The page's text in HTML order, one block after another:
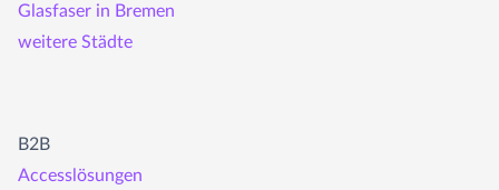
Glasfaser in Bremen
weitere Städte
B2B
Accesslösungen